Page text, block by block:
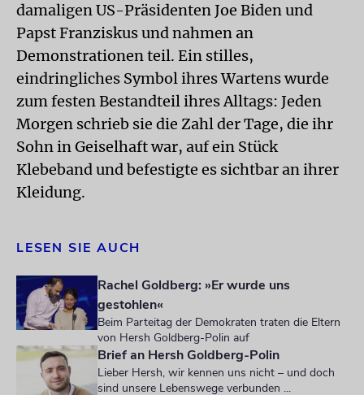
damaligen US-Präsidenten Joe Biden und
Papst Franziskus und nahmen an
Demonstrationen teil. Ein stilles,
eindringliches Symbol ihres Wartens wurde
zum festen Bestandteil ihres Alltags: Jeden
Morgen schrieb sie die Zahl der Tage, die ihr
Sohn in Geiselhaft war, auf ein Stück
Klebeband und befestigte es sichtbar an ihrer
Kleidung.
LESEN SIE AUCH
Rachel Goldberg: »Er wurde uns
gestohlen«
Beim Parteitag der Demokraten traten die Eltern
von Hersh Goldberg-Polin auf
Brief an Hersh Goldberg-Polin
Lieber Hersh, wir kennen uns nicht – und doch
sind unsere Lebenswege verbunden ...